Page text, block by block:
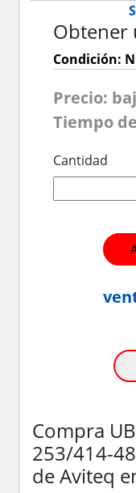
Obtener
Condición:
Precio:
Tiempo
Cantidad
Compra
253/414-
de Aviteq